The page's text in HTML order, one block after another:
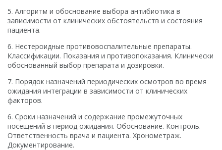
5. Алгоритм и обоснование выбора антибиотика в
зависимости от клинических обстоятельств и состояния
пациента.
6. Нестероидные противовоспалительные препараты.
Классификации. Показания и противопоказания. Клинически
обоснованный выбор препарата и дозировки.
7. Порядок назначений периодических осмотров во время
ожидания интеграции в зависимости от клинических
факторов.
6. Сроки назначений и содержание промежуточных
посещений в период ожидания. Обоснование. Контроль.
Ответственность врача и пациента. Хронометраж.
Документирование.